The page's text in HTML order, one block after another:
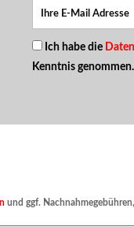
Ich habe die
Kenntnis genommen.
und ggf.